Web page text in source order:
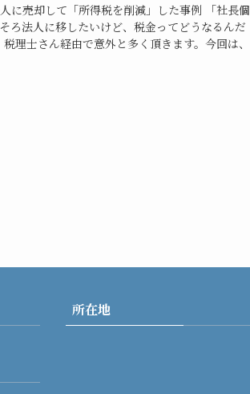
に売却して「所得税を削減」した事例 「社長個
ろ法人に移したいけど、税金ってどうなるんだ
理士さん経由で意外と多く頂きます。今回は、
所在地